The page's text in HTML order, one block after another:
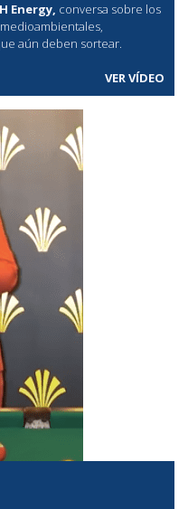
Energy, conversa sobre los
aún deben sortear.
VER VÍDEO